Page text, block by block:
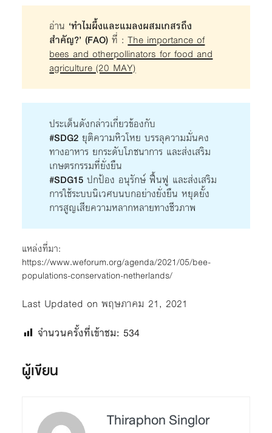
อ่าน ‘ทำไมผึ้งและแมลงผสมเกสรถึง
สำคัญ?’ (FAO) ที่ :The importance of
bees and otherpollinators for food and
agriculture (20 MAY)
ประเด็นดังกล่าวเกี่ยวข้องกับ
#SDG2 ยุติความหิวโหย บรรลุความมั่นคง
ทางอาหาร ยกระดับโภชนาการ และส่งเสริม
เกษตรกรรมที่ยั่งยืน
#SDG15 ปกป้อง อนุรักษ์ ฟื้นฟู และส่งเสริม
การใช้ระบบนิเวศบนบกอย่างยั่งยืน หยุดยั้ง
การสูญเสียความหลากหลายทางชีวภาพ
แหล่งที่มา:
https://www.weforum.org/agenda/2021/05/bee-
populations-conservation-netherlands/
Last Updated on พฤษภาคม 21, 2021
จำนวนครั้งที่เข้าชม: 534
ผู้เขียน
Thiraphon Singlor